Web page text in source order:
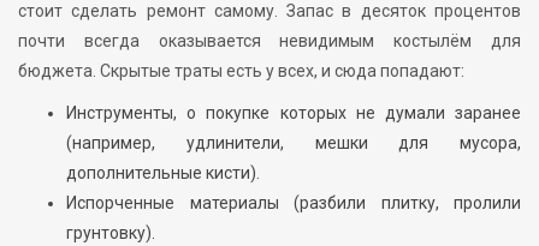
стоит сделать ремонт самому. Запас в десяток процентов
почти всегда оказывается невидимым костылём для
бюджета. Скрытые траты есть у всех, и сюда попадают:
Инструменты, о покупке которых не думали заранее
(например, удлинители, мешки для мусора,
дополнительные кисти).
Испорченные материалы (разбили плитку, пролили
грунтовку).